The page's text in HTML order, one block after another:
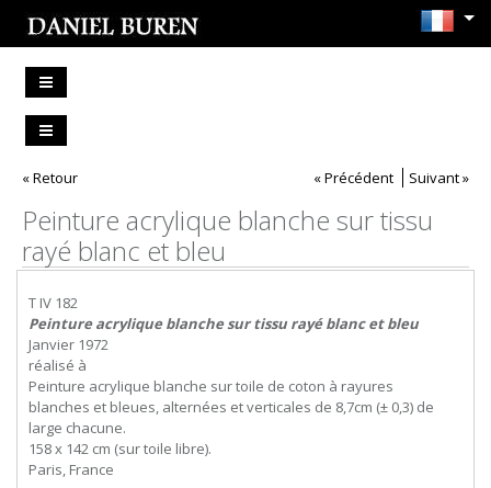
« Retour « Précédent Suivant »
Peinture acrylique blanche sur tissu
rayé blanc et bleu
T IV 182
Peinture acrylique blanche sur tissu rayé blanc et bleu
Janvier 1972
réalisé à
Peinture acrylique blanche sur toile de coton à rayures
blanches et bleues, alternées et verticales de 8,7cm (± 0,3) de
large chacune.
158 x 142 cm (sur toile libre).
Paris, France